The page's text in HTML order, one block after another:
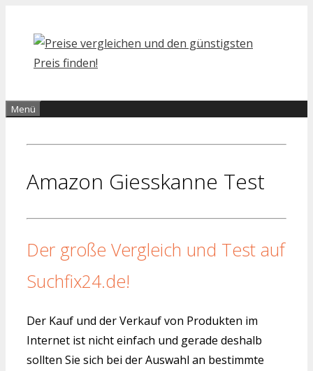
Inhalt
springen
Menü
Amazon Giesskanne Test
Der große Vergleich und Test auf
Suchfix24.de!
Der Kauf und der Verkauf von Produkten im
Internet ist nicht einfach und gerade deshalb
sollten Sie sich bei der Auswahl an bestimmte